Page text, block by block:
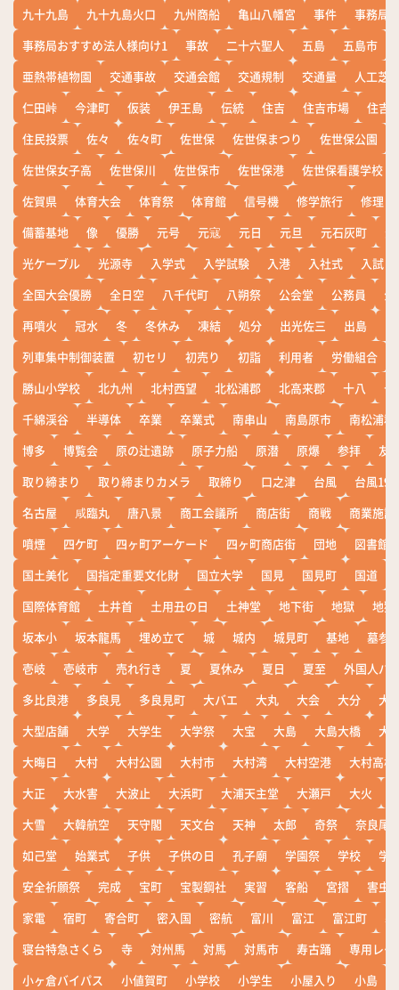
九十九島
九十九島火口 九州商船 亀山八幡宮 事件
事務局
事務局おすすめ法人様向け1
事故 二十六聖人 五島 五島市
亜熱帯植物園
交通事故 交通会館 交通規制 交通量
人工芝
仁田峠
今津町 仮装 伊王島 伝統 住吉 住吉市場
住吉
住民投票
佐々 佐々町 佐世保 佐世保まつり 佐世保公園
佐世保女子高
佐世保川 佐世保市 佐世保港
佐世保看護学校
佐賀県
体育大会 体育祭 体育館 信号機 修学旅行
修理
備蓄基地
像 優勝 元号 元寇 元日 元旦 元石灰町
光ケーブル
光源寺 入学式 入学試験 入港 入社式
入試
全国大会優勝
全日空 八千代町 八朔祭 公会堂 公務員
公
再噴火
冠水 冬 冬休み 凍結 処分 出光佐三 出島
列車集中制御装置
初セリ 初売り 初詣 利用者 労働組合
勝山小学校
北九州 北村西望 北松浦郡 北高来郡 十八
十
千綿渓谷
半導体 卒業 卒業式 南串山 南島原市
南松浦郡
博多
博覧会 原の辻遺跡 原子力船 原潜 原爆 参拝
友
取り締まり
取り締まりカメラ 取締り 口之津 台風
台風19
名古屋
咸臨丸 唐八景 商工会議所 商店街 商戦
商業施設
噴煙
四ケ町 四ヶ町アーケード 四ヶ町商店街 団地
図書館
国土美化
国指定重要文化財 国立大学 国見 国見町 国道
国際体育館
土井首 土用丑の日 土神堂 地下街 地獄
地獄
坂本小
坂本龍馬 埋め立て 城 城内 城見町 基地
墓参
壱岐
壱岐市 売れ行き 夏 夏休み 夏日 夏至
外国人バ
多比良港
多良見 多良見町 大バエ 大丸 大会 大分
大
大型店舗
大学 大学生 大学祭 大宝 大島 大島大橋
大
大晦日
大村 大村公園 大村市 大村湾 大村空港
大村高校
大正
大水害 大波止 大浜町 大浦天主堂 大瀬戸 大火
大雪
大韓航空 天守閣 天文台 天神 太郎 奇祭
奈良尾
如己堂
始業式 子供 子供の日 孔子廟 学園祭 学校
学
安全祈願祭
完成 宝町 宝製鋼社 実習 客船 宮摺
害虫
家電
宿町 寄合町 密入国 密航 富川 富江 富江町
寝台特急さくら
寺 対州馬 対馬 対馬市 寿古踊
専用レー
小ヶ倉バイパス
小値賀町 小学校 小学生 小屋入り 小島